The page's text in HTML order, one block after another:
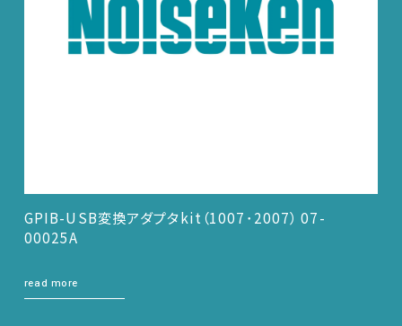
GPIB-USB変換アダプタkit（1007･2007） 07-
00025A
read more